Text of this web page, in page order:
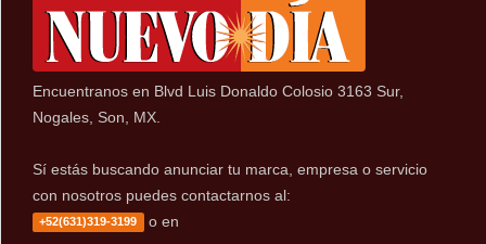
Encuentranos en Blvd Luis Donaldo Colosio 3163 Sur,
Nogales, Son, MX.
Sí estás buscando anunciar tu marca, empresa o servicio
con nosotros puedes contactarnos al:
+52(631)319-3199 o en